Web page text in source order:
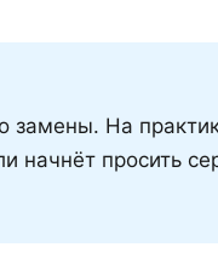
замены. На
начнёт просить